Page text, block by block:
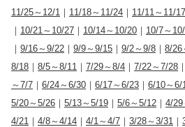
11/25～12/1 ｜ 11/18～11/24 ｜ 11/11～11/17
｜ 10/21～10/27 ｜ 10/14～10/20 ｜ 10/7～
｜ 9/16～9/22 ｜ 9/9～9/15 ｜ 9/2～9/8 ｜ 8/26
8/18 ｜ 8/5～8/11 ｜ 7/29～8/4 ｜ 7/22～7/28 ｜
～7/7 ｜ 6/24～6/30 ｜ 6/17～6/23 ｜ 6/10～6/
5/20～5/26 ｜ 5/13～5/19 ｜ 5/6～5/12 ｜ 4/29
4/21 ｜ 4/8～4/14 ｜ 4/1～4/7 ｜ 3/28～3/31 ｜